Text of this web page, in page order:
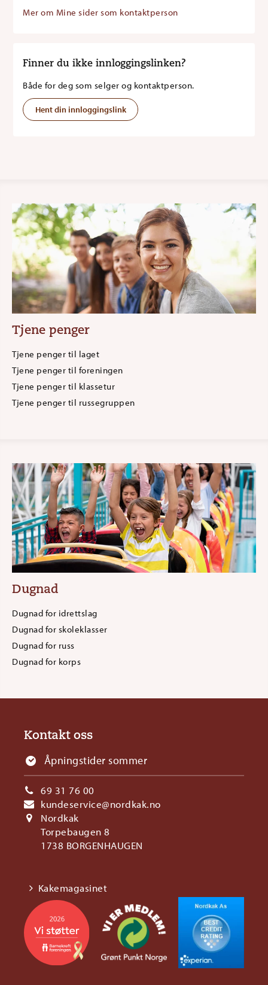
Mer om Mine sider som kontaktperson
Finner du ikke innloggingslinken?
Både for deg som selger og kontaktperson.
Hent din innloggingslink
Tjene penger
Tjene penger til laget
Tjene penger til foreningen
Tjene penger til klassetur
Tjene penger til russegruppen
Dugnad
Dugnad for idrettslag
Dugnad for skoleklasser
Dugnad for russ
Dugnad for korps
Kontakt oss
Åpningstider sommer
Kakemagasinet
69 31 76 00
kundeservice@nordkak.no
Nordkak
Torpebaugen 8
1738 BORGENHAUGEN